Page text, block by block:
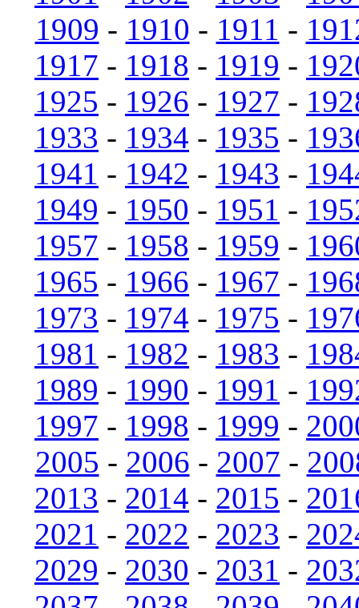
1909 - 1910 - 1911 -
1917 - 1918 - 1919 -
1925 - 1926 - 1927 -
1933 - 1934 - 1935 -
1941 - 1942 - 1943 -
1949 - 1950 - 1951 -
1957 - 1958 - 1959 -
1965 - 1966 - 1967 -
1973 - 1974 - 1975 -
1981 - 1982 - 1983 -
1989 - 1990 - 1991 -
1997 - 1998 - 1999 -
2005 - 2006 - 2007 -
2013 - 2014 - 2015 -
2021 - 2022 - 2023 -
2029 - 2030 - 2031 -